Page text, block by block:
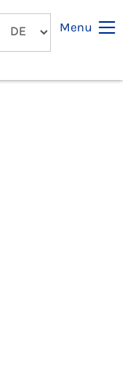
Menu